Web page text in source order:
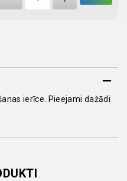
ierīce. Pieejami dažādi